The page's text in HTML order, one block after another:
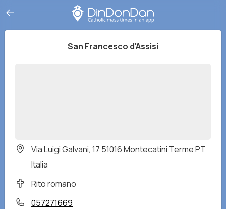
San Francesco d'Assisi
Via Luigi Galvani, 17 51016 Montecatini Terme PT
Italia
Rito romano
057271669